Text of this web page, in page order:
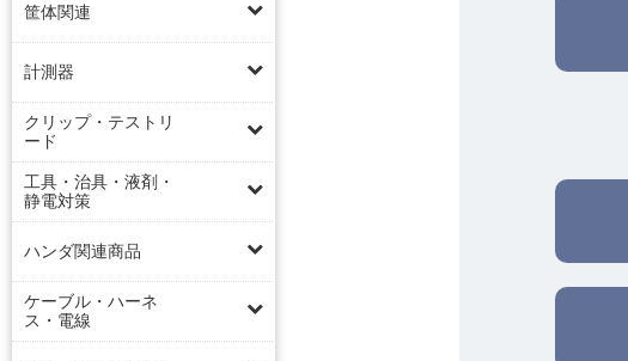
筐体関連
計測器
クリップ・テストリ
ード
工具・治具・液剤・
静電対策
ハンダ関連商品
ケーブル・ハーネ
ス・電線